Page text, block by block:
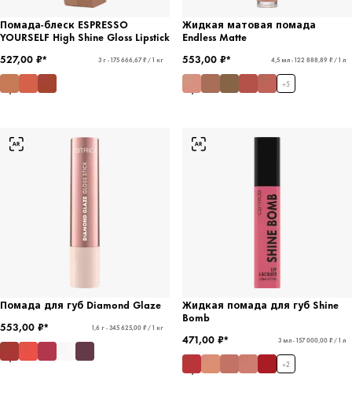
Помада-блеск ESPRESSO
YOURSELF High Shine Gloss Lipstick
527,00 ₽*
3 г - 175 666,67 ₽ / 1 кг
Жидкая матовая помада
Endless Matte
553,00 ₽*
4,5 мл - 122 888,89 ₽ / 1 л
+5
Помада для губ Diamond Glaze
553,00 ₽*
1,6 г - 345 625,00 ₽ / 1 кг
Жидкая помада для губ Shine
Bomb
471,00 ₽*
3 мл - 157 000,00 ₽ / 1 л
+2